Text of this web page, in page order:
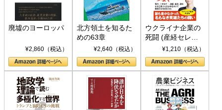
廃墟のヨーロッパ
¥2,860（税込）
北方領土を知るた
めの63章
¥2,640（税込）
ウクライナ企業の
死闘 (産経セレク
ト S 039)¥1,210（税込）